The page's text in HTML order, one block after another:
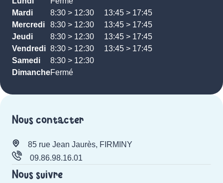
Mardi
Mercredi
Jeudi
Vendredi
Samedi
Dimanche
8:30 > 12:30
13:45 > 17:45
8:30 > 12:30
13:45 > 17:45
8:30 > 12:30
13:45 > 17:45
8:30 > 12:30
13:45 > 17:45
8:30 > 12:30
Fermé
Nous contacter
85 rue Jean Jaurès, FIRMINY
09.86.98.16.01
Nous suivre